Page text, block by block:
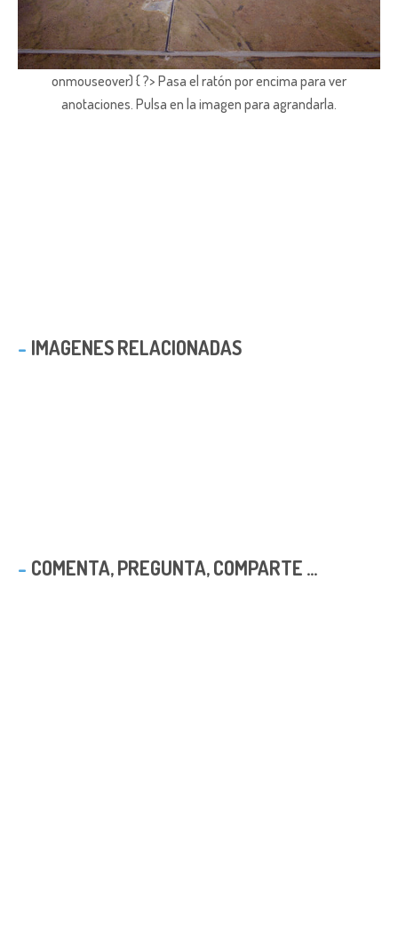
onmouseover) { ?> Pasa el ratón por encima para ver
anotaciones. Pulsa en la imagen para agrandarla.
IMAGENES RELACIONADAS
COMENTA, PREGUNTA, COMPARTE ...